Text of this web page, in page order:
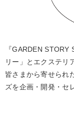
『GARDEN
リー」とエクステリ
皆さまから寄せられ
ズを企画・開発・セ